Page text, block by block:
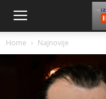
Home Najnovije